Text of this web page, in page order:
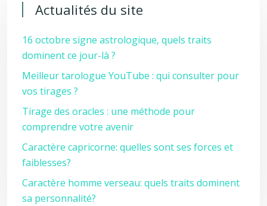
Actualités du site
16 octobre signe astrologique, quels traits
dominent ce jour-là ?
Meilleur tarologue YouTube : qui consulter pour
vos tirages ?
Tirage des oracles : une méthode pour
comprendre votre avenir
Caractère capricorne: quelles sont ses forces et
faiblesses?
Caractère homme verseau: quels traits dominent
sa personnalité?